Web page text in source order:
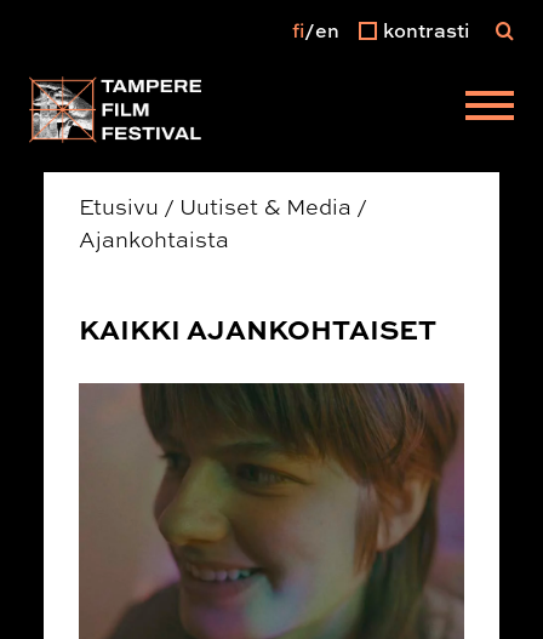
Päävalikko
fi en kontrasti
Etusivu / Uutiset & Media /
Ajankohtaista
KAIKKI AJANKOHTAISET